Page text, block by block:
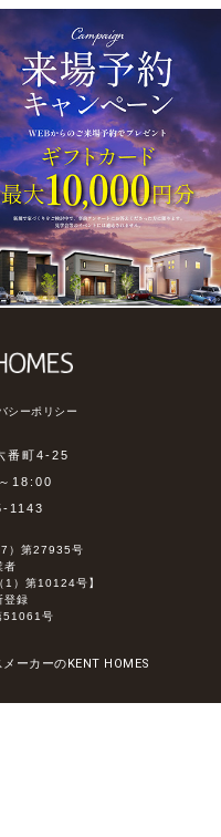
シーポリシー
番町4-25
18:00
1143
）第27935号
者
1）第10124号】
登録
51061号
ーカーのKENT HOMES